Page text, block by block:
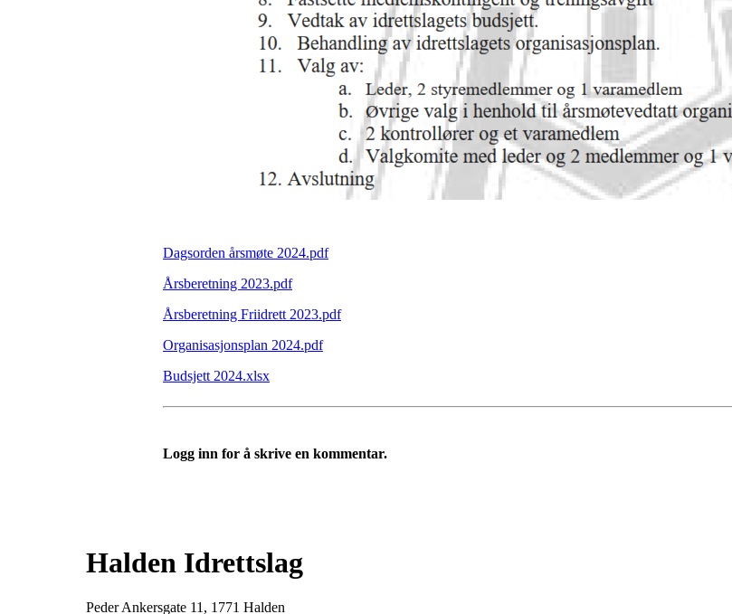
Dagsorden årsmøte 2024.pdf
Årsberetning 2023.pdf
Årsberetning Friidrett 2023.pdf
Organisasjonsplan 2024.pdf
Budsjett 2024.xlsx
Logg inn for å skrive en kommentar.
Halden Idrettslag
Peder Ankersgate 11, 1771 Halden